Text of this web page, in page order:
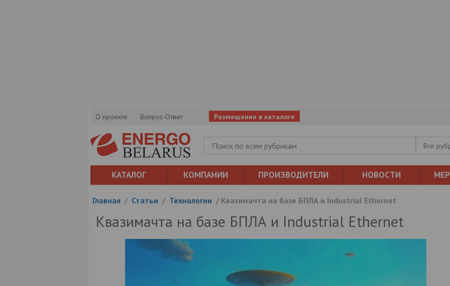
О проекте Вопрос-Ответ Размещение в каталоге
Все
КАТАЛОГ КОМПАНИИ ПРОИЗВОДИТЕЛИ НОВОСТИ
Главная / Статьи / Технологии / Квазимачта на базе БПЛА и Industrial Ethernet
Квазимачта на базе БПЛА и Industrial Ethernet